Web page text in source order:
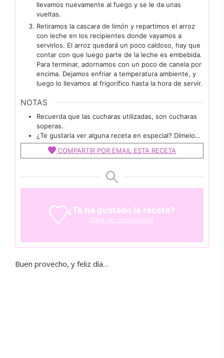
llevamos nuevamente al fuego y se le da unas
vueltas.
Retiramos la cascara de limón y repartimos el arroz
con leche en los recipientes donde vayamos a
servirlos. El arroz quedará un poco caldoso, hay que
contar con que luego parte de la leche es embebida.
Para terminar, adornamos con un poco de canela por
encima. Dejamos enfriar a temperatura ambiente, y
luego lo llevamos al frigorífico hasta la hora de servir.
NOTAS
Recuerda que las cucharas utilizadas, son cucharas
soperas.
¿Te gustaría ver alguna receta en especial? Dímelo…
COMPARTIR POR EMAIL ESTA RECETA
¿Te ha gustado la receta?
¡Deja un comentario!
Buen provecho, y feliz día…